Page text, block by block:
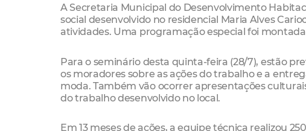
A Secretaria Municipal do Desenvolvimento
social desenvolvido no residencial Maria Alves
atividades. Uma programação especial foi
Para o seminário desta quinta-feira (28/7), estão
os moradores sobre as ações do trabalho e a
moda. Também vão ocorrer apresentações
do trabalho desenvolvido no local.
Em 13 meses de ações, a equipe técnica realizou